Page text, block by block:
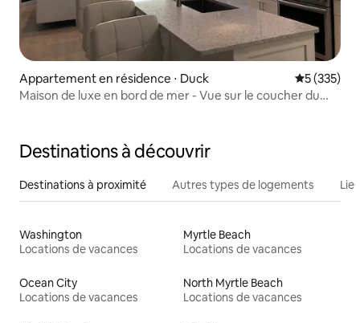
Appartement en résidence ⋅ Duck Évaluation
5 (335)
Maison de luxe en bord de mer - Vue sur le coucher du
Destinations à découvrir
Destinations à proximité Autres types de logements
Washington
Locations de vacances
Myrtle Beach
Locations de vacances
Ocean City
Locations de vacances
North Myrtle Beach
Locations de vacances